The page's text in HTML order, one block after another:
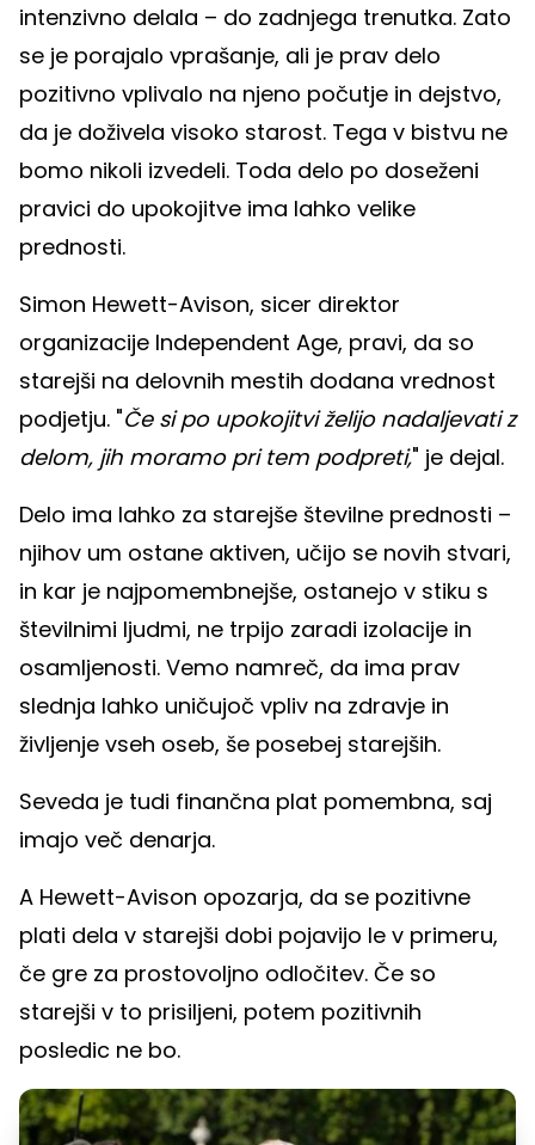
intenzivno delala – do zadnjega trenutka. Zato
se je porajalo vprašanje, ali je prav delo
pozitivno vplivalo na njeno počutje in dejstvo,
da je doživela visoko starost. Tega v bistvu ne
bomo nikoli izvedeli. Toda delo po doseženi
pravici do upokojitve ima lahko velike
prednosti.
Simon Hewett-Avison, sicer direktor
organizacije Independent Age, pravi, da so
starejši na delovnih mestih dodana vrednost
podjetju. "Če si po upokojitvi želijo nadaljevati z
delom, jih moramo pri tem podpreti," je dejal.
Delo ima lahko za starejše številne prednosti –
njihov um ostane aktiven, učijo se novih stvari,
in kar je najpomembnejše, ostanejo v stiku s
številnimi ljudmi, ne trpijo zaradi izolacije in
osamljenosti. Vemo namreč, da ima prav
slednja lahko uničujoč vpliv na zdravje in
življenje vseh oseb, še posebej starejših.
Seveda je tudi finančna plat pomembna, saj
imajo več denarja.
A Hewett-Avison opozarja, da se pozitivne
plati dela v starejši dobi pojavijo le v primeru,
če gre za prostovoljno odločitev. Če so
starejši v to prisiljeni, potem pozitivnih
posledic ne bo.